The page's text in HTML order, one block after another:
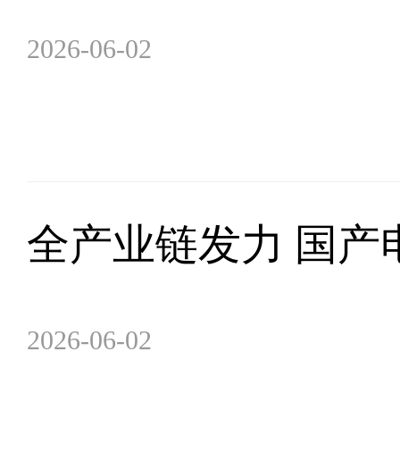
2026-06-02
全产业链发力 国产
2026-06-02